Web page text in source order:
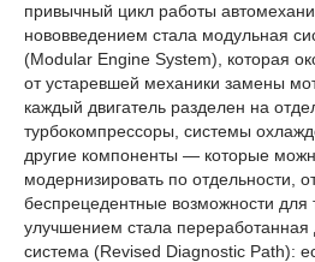
привычный цикл работы
нововведением стала модульная
(Modular Engine System), которая
от устаревшей механики замены
каждый двигатель разделен на
турбокомпрессоры, системы
другие компоненты — которые
модернизировать по отдельности,
беспрецедентные возможности
улучшением стала переработанная
система (Revised Diagnostic Path):